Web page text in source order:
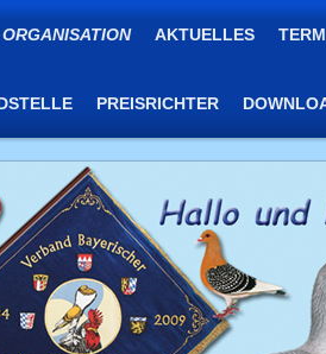
ORGANISATION AKTUELLES
PREISRICHTER